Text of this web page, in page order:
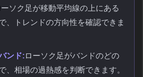
ーソク足が移動平均線の上にある
、トレンドの方向性を確認できま
ンド: ローソク足がバンドのどの
、相場の過熱感を判断できます。